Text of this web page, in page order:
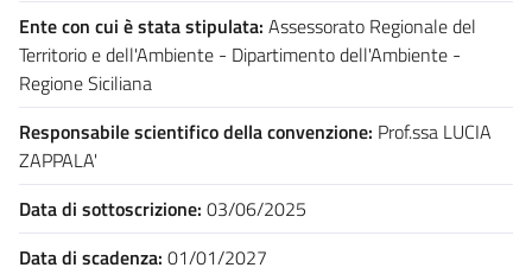
Ente con cui è stata stipulata: Assessorato Regionale del
Territorio e dell'Ambiente - Dipartimento dell'Ambiente -
Regione Siciliana
Responsabile scientifico della convenzione: Prof.ssa LUCIA
ZAPPALA'
Data di sottoscrizione: 03/06/2025
Data di scadenza: 01/01/2027